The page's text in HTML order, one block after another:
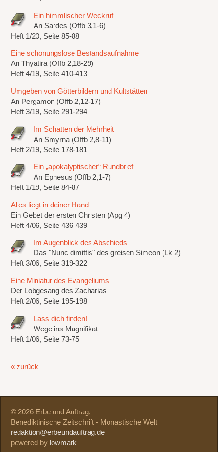
Ein himmlischer Weckruf
An Sardes (Offb 3,1-6)
Heft 1/20, Seite 85-88
Eine schonungslose Bestandsaufnahme
An Thyatira (Offb 2,18-29)
Heft 4/19, Seite 410-413
Umgeben von Götterbildern und Kultstätten
An Pergamon (Offb 2,12-17)
Heft 3/19, Seite 291-294
Im Schatten der Mehrheit
An Smyrna (Offb 2,8-11)
Heft 2/19, Seite 178-181
Ein „apokalyptischer“ Rundbrief
An Ephesus (Offb 2,1-7)
Heft 1/19, Seite 84-87
Alles liegt in deiner Hand
Ein Gebet der ersten Christen (Apg 4)
Heft 4/06, Seite 436-439
Im Augenblick des Abschieds
Das "Nunc dimittis" des greisen Simeon (Lk 2)
Heft 3/06, Seite 319-322
Eine Miniatur des Evangeliums
Der Lobgesang des Zacharias
Heft 2/06, Seite 195-198
Lass dich finden!
Wege ins Magnifikat
Heft 1/06, Seite 73-75
« zurück
© 2026 Erbe und Auftrag,
Benediktinische Zeitschrift - Monastische Welt
redaktion@erbeundauftrag.de
powered by lowmark